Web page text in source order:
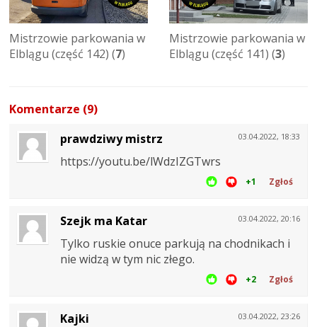
Mistrzowie parkowania w
Elblągu (część 142) (7)
Mistrzowie parkowania w
Elblągu (część 141) (3)
Komentarze (9)
03.04.2022, 18:33
prawdziwy mistrz
https://youtu.be/lWdzIZGTwrs
+1 Zgłoś
03.04.2022, 20:16
Szejk ma Katar
Tylko ruskie onuce parkują na chodnikach i
nie widzą w tym nic złego.
+2 Zgłoś
03.04.2022, 23:26
Kajki